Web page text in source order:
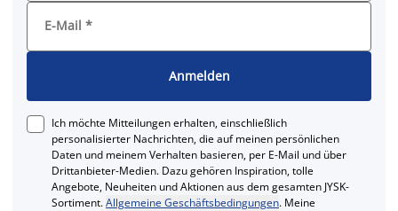
E-Mail *
Anmelden
Ich möchte Mitteilungen erhalten, einschließlich
personalisierter Nachrichten, die auf meinen persönlichen
Daten und meinem Verhalten basieren, per E-Mail und über
Drittanbieter-Medien. Dazu gehören Inspiration, tolle
Angebote, Neuheiten und Aktionen aus dem gesamten JYSK-
Sortiment.Allgemeine Geschäftsbedingungen. Meine